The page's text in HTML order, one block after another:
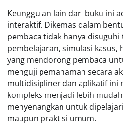
Keunggulan lain dari buku ini
interaktif. Dikemas dalam
pembaca tidak hanya disuguhi
pembelajaran, simulasi kasus,
yang mendorong pembaca
menguji pemahaman secara
multidisipliner dan aplikatif ini
kompleks menjadi lebih
menyenangkan untuk
maupun praktisi umum.